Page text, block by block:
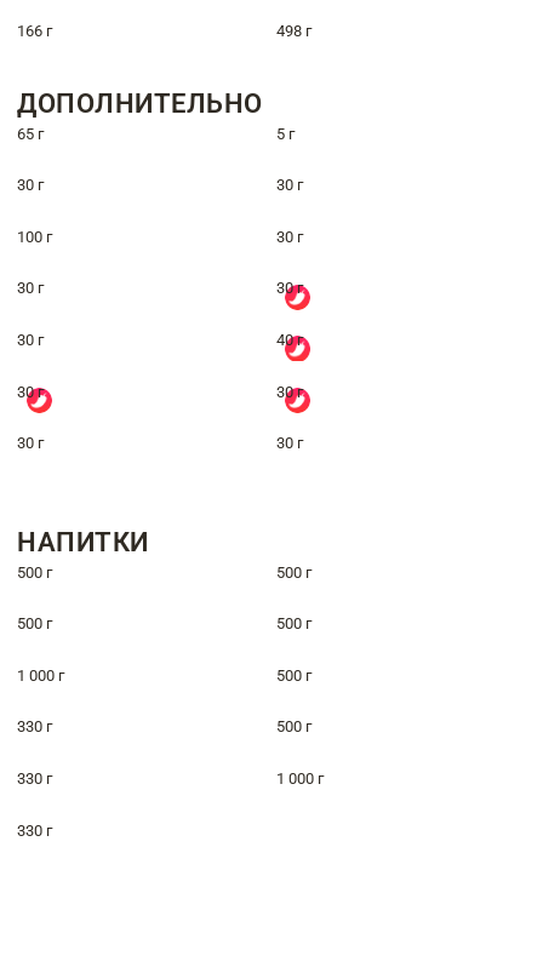
166 г 498 г
ДОПОЛНИТЕЛЬНО
65 г 5 г
30 г 30 г
100 г 30 г
30 г 30 г
30 г 40 г
30 г 30 г
30 г 30 г
НАПИТКИ
500 г 500 г
500 г 500 г
1 000 г 500 г
330 г 500 г
330 г 1 000 г
330 г